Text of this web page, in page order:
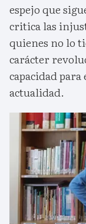
espejo que
critica las
quienes no lo
carácter
capacidad
actualidad.